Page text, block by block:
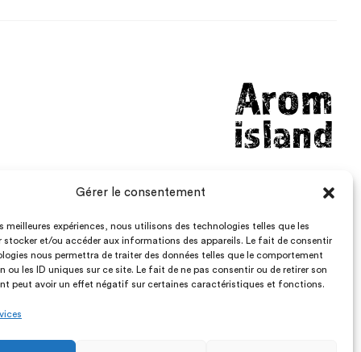
Gérer le consentement
meilleures expériences, nous utilisons des technologies telles que les
stocker et/ou accéder aux informations des appareils. Le fait de consentir
nous permettra de traiter des données telles que le comportement
ou les ID uniques sur ce site. Le fait de ne pas consentir ou de retirer son
peut avoir un effet négatif sur certaines caractéristiques et fonctions.
aromisland@gmail.com
Lundi – Vendredi: 8h – 19h
Samedi : 8h – 12h